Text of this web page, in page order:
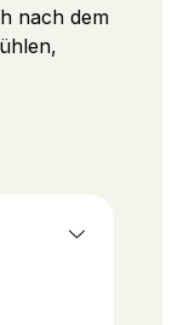
nach dem